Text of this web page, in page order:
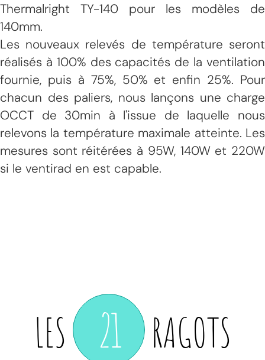
Thermalright TY-140 pour les modèles de
140mm.
Les nouveaux relevés de température seront
réalisés à 100% des capacités de la ventilation
fournie, puis à 75%, 50% et enfin 25%. Pour
chacun des paliers, nous lançons une charge
OCCT de 30min à l'issue de laquelle nous
relevons la température maximale atteinte. Les
mesures sont réitérées à 95W, 140W et 220W
si le ventirad en est capable.
LES 21 RAGOTS